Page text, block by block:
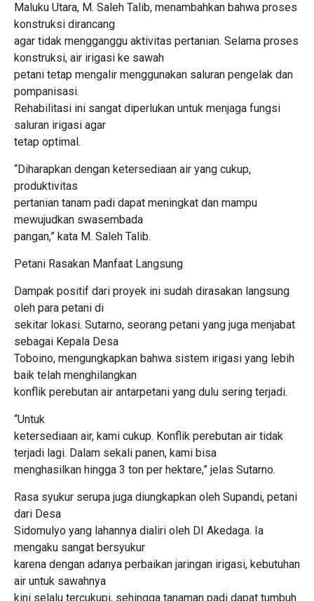
Maluku Utara, M. Saleh Talib, menambahkan bahwa proses
konstruksi dirancang
agar tidak mengganggu aktivitas pertanian. Selama proses
konstruksi, air irigasi ke sawah
petani tetap mengalir menggunakan saluran pengelak dan
pompanisasi.
Rehabilitasi ini sangat diperlukan untuk menjaga fungsi
saluran irigasi agar
tetap optimal.
“Diharapkan dengan ketersediaan air yang cukup,
produktivitas
pertanian tanam padi dapat meningkat dan mampu
mewujudkan swasembada
pangan,” kata M. Saleh Talib.
Petani Rasakan Manfaat Langsung
Dampak positif dari proyek ini sudah dirasakan langsung
oleh para petani di
sekitar lokasi. Sutarno, seorang petani yang juga menjabat
sebagai Kepala Desa
Toboino, mengungkapkan bahwa sistem irigasi yang lebih
baik telah menghilangkan
konflik perebutan air antarpetani yang dulu sering terjadi.
“Untuk
ketersediaan air, kami cukup. Konflik perebutan air tidak
terjadi lagi. Dalam sekali panen, kami bisa
menghasilkan hingga 3 ton per hektare,” jelas Sutarno.
Rasa syukur serupa juga diungkapkan oleh Supandi, petani
dari Desa
Sidomulyo yang lahannya dialiri oleh DI Akedaga. Ia
mengaku sangat bersyukur
karena dengan adanya perbaikan jaringan irigasi, kebutuhan
air untuk sawahnya
kini selalu tercukupi, sehingga tanaman padi dapat tumbuh